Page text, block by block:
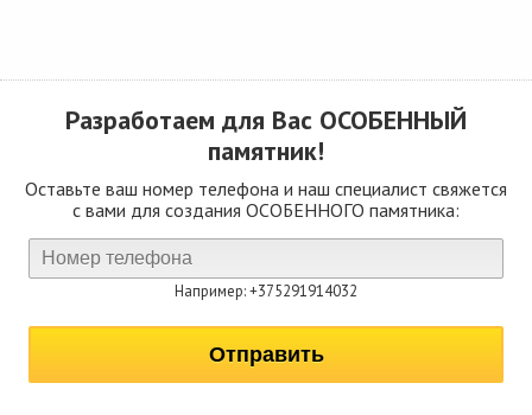
Разработаем для Вас ОСОБЕННЫЙ
памятник!
Оставьте ваш номер телефона и наш специалист свяжется
с вами для создания ОСОБЕННОГО памятника:
Например: +375291914032